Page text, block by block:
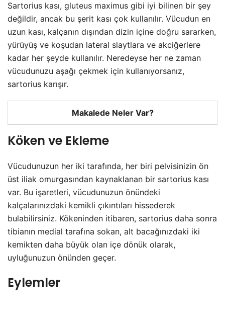
Sartorius kası, gluteus maximus gibi iyi bilinen bir şey
değildir, ancak bu şerit kası çok kullanılır. Vücudun en
uzun kası, kalçanın dışından dizin içine doğru sararken,
yürüyüş ve koşudan lateral slaytlara ve akciğerlere
kadar her şeyde kullanılır. Neredeyse her ne zaman
vücudunuzu aşağı çekmek için kullanıyorsanız,
sartorius karışır.
Makalede Neler Var?
Köken ve Ekleme
Vücudunuzun her iki tarafında, her biri pelvisinizin ön
üst iliak omurgasından kaynaklanan bir sartorius kası
var. Bu işaretleri, vücudunuzun önündeki
kalçalarınızdaki kemikli çıkıntıları hissederek
bulabilirsiniz. Kökeninden itibaren, sartorius daha sonra
tibianın medial tarafına sokan, alt bacağınızdaki iki
kemikten daha büyük olan içe dönük olarak,
uyluğunuzun önünden geçer.
Eylemler